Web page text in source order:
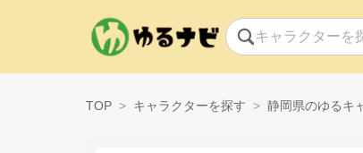
TOP キャラクターを探す 静岡県のゆるキ